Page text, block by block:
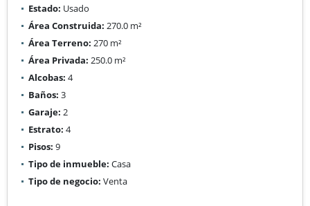
Estado: Usado
Área Construida: 270.0 m²
Área Terreno: 270 m²
Área Privada: 250.0 m²
Alcobas: 4
Baños: 3
Garaje: 2
Estrato: 4
Pisos: 9
Tipo de inmueble: Casa
Tipo de negocio: Venta